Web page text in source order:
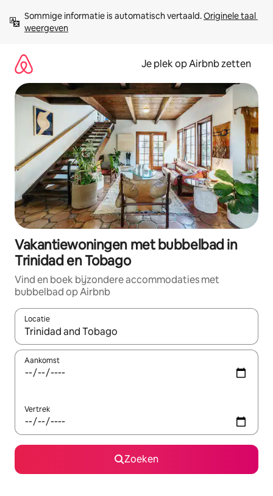
direct
naar
Sommige informatie is automatisch vertaald. Originele taal
weergeven
Je plek op Airbnb zetten
Vakantiewoningen met bubbelbad in
Trinidad en Tobago
Vind en boek bijzondere accommodaties met
bubbelbad op Airbnb
Locatie
Wanneer er resultaten beschikbaar zijn, maak je een keuze
Aankomst
Vertrek
Zoeken